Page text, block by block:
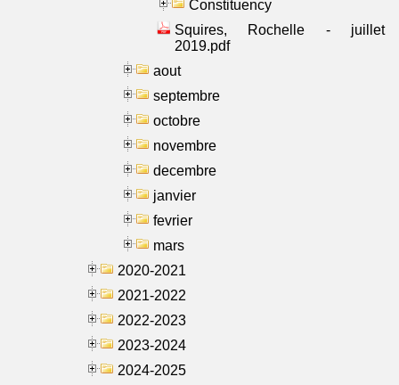
Constituency
Squires, Rochelle - juillet
2019.pdf
aout
septembre
octobre
novembre
decembre
janvier
fevrier
mars
2020-2021
2021-2022
2022-2023
2023-2024
2024-2025